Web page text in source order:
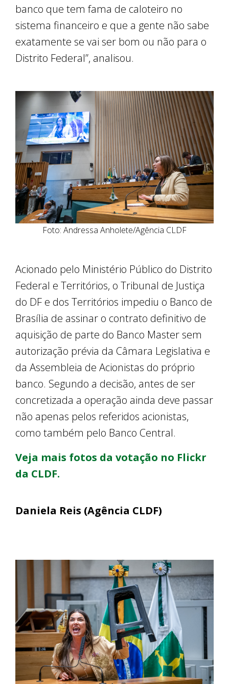
banco que tem fama de caloteiro no
sistema financeiro e que a gente não sabe
exatamente se vai ser bom ou não para o
Distrito Federal”, analisou.
Foto: Andressa Anholete/Agência CLDF
Acionado pelo Ministério Público do Distrito
Federal e Territórios, o Tribunal de Justiça
do DF e dos Territórios impediu o Banco de
Brasília de assinar o contrato definitivo de
aquisição de parte do Banco Master sem
autorização prévia da Câmara Legislativa e
da Assembleia de Acionistas do próprio
banco. Segundo a decisão, antes de ser
concretizada a operação ainda deve passar
não apenas pelos referidos acionistas,
como também pelo Banco Central.
Veja mais fotos da votação no Flickr
da CLDF.
Daniela Reis (Agência CLDF)